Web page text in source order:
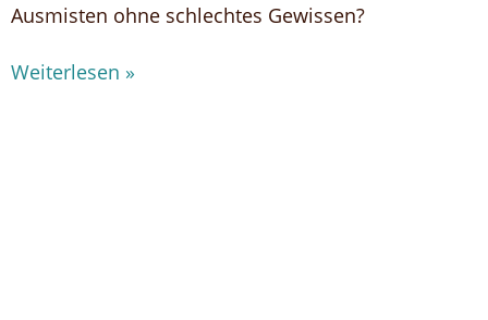
Ausmisten ohne schlechtes Gewissen?
Weiterlesen »